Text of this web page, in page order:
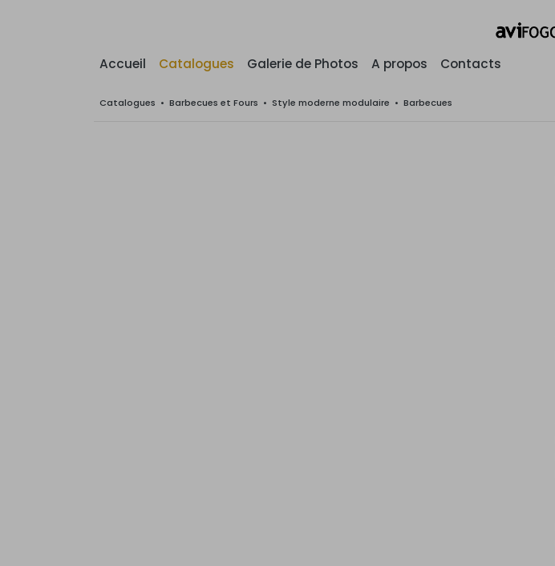
Accueil Catalogues Galerie de Photos A propos Contacts
Catalogues • Barbecues et Fours • Style moderne modulaire • Barbecues